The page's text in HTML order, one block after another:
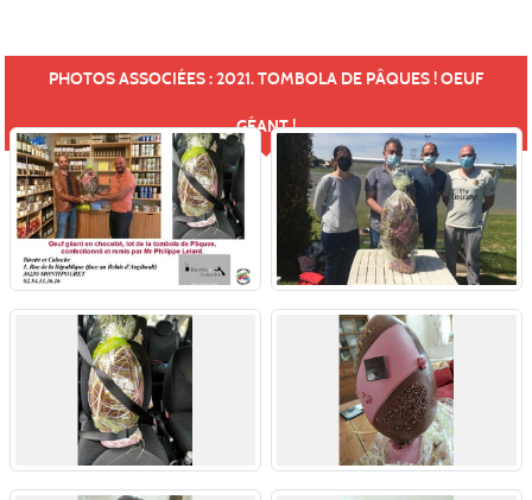
PHOTOS ASSOCIÉES : 2021. TOMBOLA DE PÂQUES ! OEUF
GÉANT !